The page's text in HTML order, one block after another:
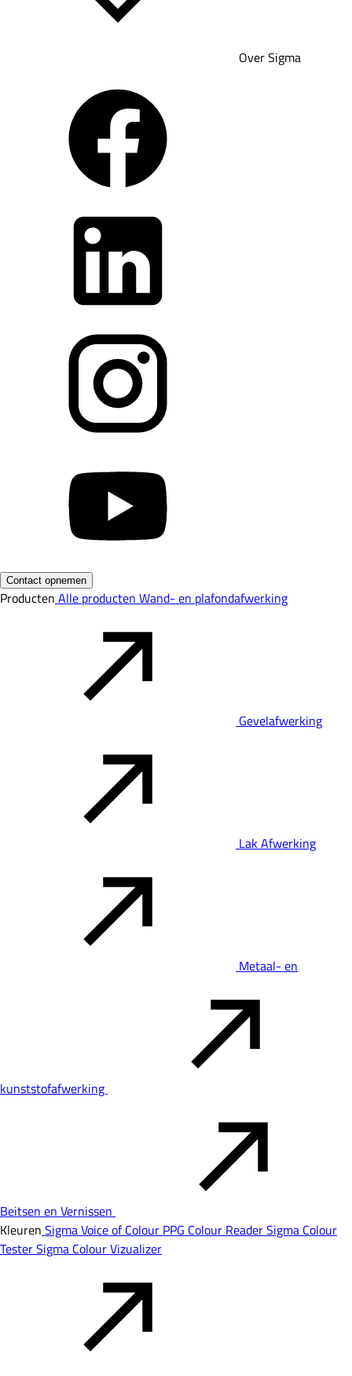
Over Sigma
Contact opnemen
Producten Alle producten Wand- en plafondafwerking
Gevelafwerking
Lak Afwerking
Metaal- en
kunststofafwerking
Beitsen en Vernissen
Kleuren Sigma Voice of Colour PPG Colour ReaderSigma Colour
TesterSigma Colour Vizualizer